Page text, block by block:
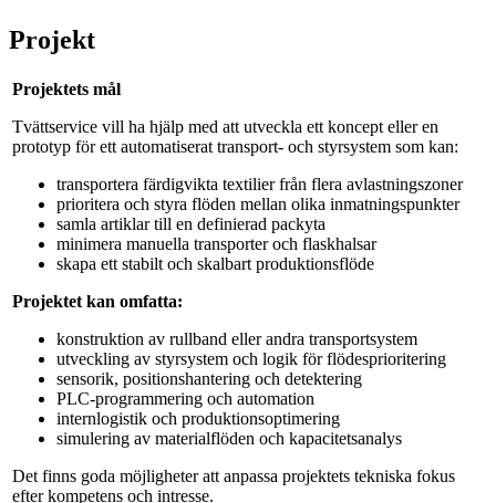
Projekt
Projektets mål
Tvättservice vill ha hjälp med att utveckla ett koncept eller en
prototyp för ett automatiserat transport- och styrsystem som kan:
transportera färdigvikta textilier från flera avlastningszoner
prioritera och styra flöden mellan olika inmatningspunkter
samla artiklar till en definierad packyta
minimera manuella transporter och flaskhalsar
skapa ett stabilt och skalbart produktionsflöde
Projektet kan omfatta:
konstruktion av rullband eller andra transportsystem
utveckling av styrsystem och logik för flödesprioritering
sensorik, positionshantering och detektering
PLC‑programmering och automation
internlogistik och produktionsoptimering
simulering av materialflöden och kapacitetsanalys
Det finns goda möjligheter att anpassa projektets tekniska fokus
efter kompetens och intresse.